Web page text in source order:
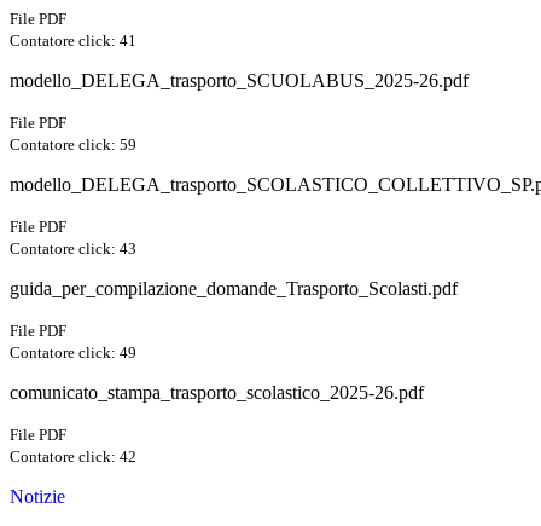
File PDF
Contatore click: 41
modello_DELEGA_trasporto_SCUOLABUS_2025-26.pdf
File PDF
Contatore click: 59
File PDF
Contatore click: 43
guida_per_compilazione_domande_Trasporto_Scolasti.pdf
File PDF
Contatore click: 49
comunicato_stampa_trasporto_scolastico_2025-26.pdf
File PDF
Contatore click: 42
Notizie